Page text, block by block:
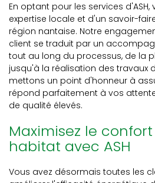
En optant pour les services
expertise locale et d'un savoir-
région nantaise. Notre
client se traduit par un
tout au long du processus, de la
jusqu'à la réalisation des travaux
mettons un point d'honneur à
répond parfaitement à vos
de qualité élevés.
Maximisez le
habitat avec ASH
Vous avez désormais toutes les